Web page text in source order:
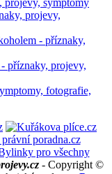
projevy, symptomy
projevy,
- příznaky,
příznaky, projevy,
fotografie,
- Copyright ©